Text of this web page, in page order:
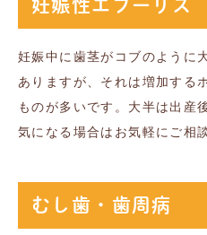
妊娠性エプーリス
妊娠中に歯茎がコブのように
ありますが、それは増加する
ものが多いです。大半は出産
気になる場合はお気軽にご相
むし歯・歯周病